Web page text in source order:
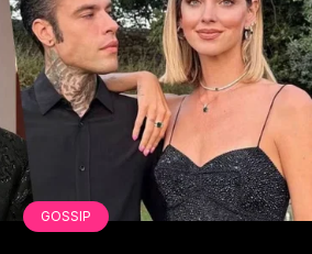
GOSSIP